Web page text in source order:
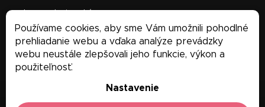
Používame cookies, aby sme Vám umožnili pohodlné
prehliadanie webu a vďaka analýze prevádzky
webu neustále zlepšovali jeho funkcie, výkon a
použiteľnosť.
Nastavenie
Facebook